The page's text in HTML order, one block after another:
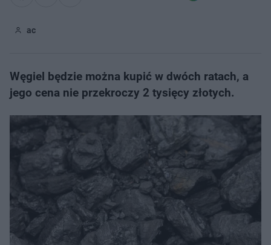
ac
Węgiel będzie można kupić w dwóch ratach, a
jego cena nie przekroczy 2 tysięcy złotych.